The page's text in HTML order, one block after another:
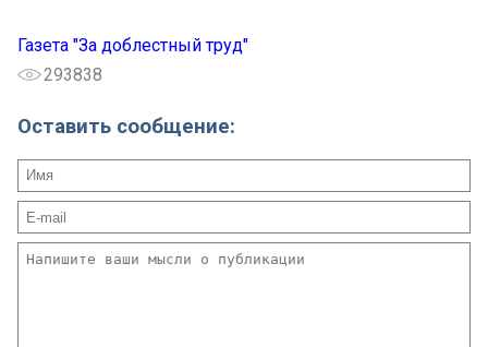
Газета "За доблестный труд"
293838
Оставить сообщение: